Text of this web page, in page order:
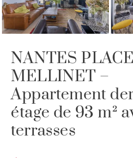
NANTES PLACE
MELLINET –
Appartement
étage de 93 m²
terrasses